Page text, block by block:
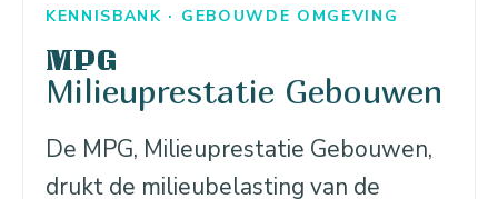
KENNISBANK · GEBOUWDE OMGEVING
MPG
Milieuprestatie Gebouwen
De MPG, Milieuprestatie Gebouwen,
drukt de milieubelasting van de